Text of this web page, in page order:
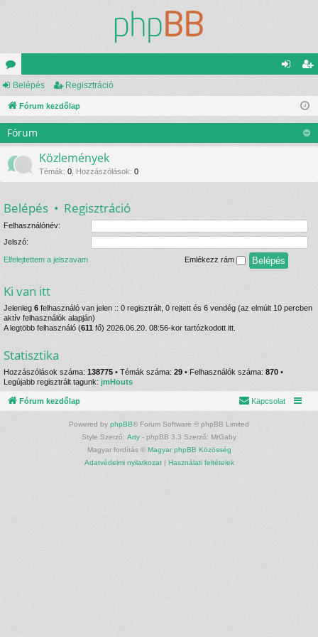
ór
u
m
ok
is
ztr
ác
Belépés Regisztráció
Fórum kezdőlap
Fórum
Közlemények
Témák: 0 Hozzászólások: 0
Belépés • Regisztráció
Felhasználónév:
Jelszó:
Elfelejtettem a jelszavam Emlékezz rám
Ki van itt
Jelenleg 6 felhasználó van jelen :: 0 regisztrált, 0 rejtett és 6 vendég (az elmúlt 10 percben
aktív felhasználók alapján)
A legtöbb felhasználó (611 fő) 2026.06.20. 08:56-kor tartózkodott itt.
Statisztika
Hozzászólások száma: 138775 • Témák száma: 29 • Felhasználók száma: 870 •
Legújabb regisztrált tagunk: jmHouts
Fórum kezdőlap Kapcsolat
Powered by phpBB® Forum Software © phpBB Limited
Style Szerző: Arty - phpBB 3.3 Szerző: MrGaby
Magyar fordítás © Magyar phpBB Közösség
Adatvédelmi nyilatkozat| Használati feltételek